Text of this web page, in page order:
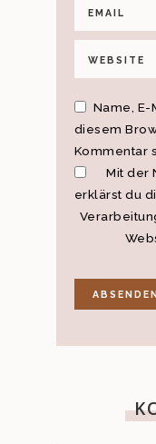
Name,
diesem
Kommentar
Mit der
erklärst du